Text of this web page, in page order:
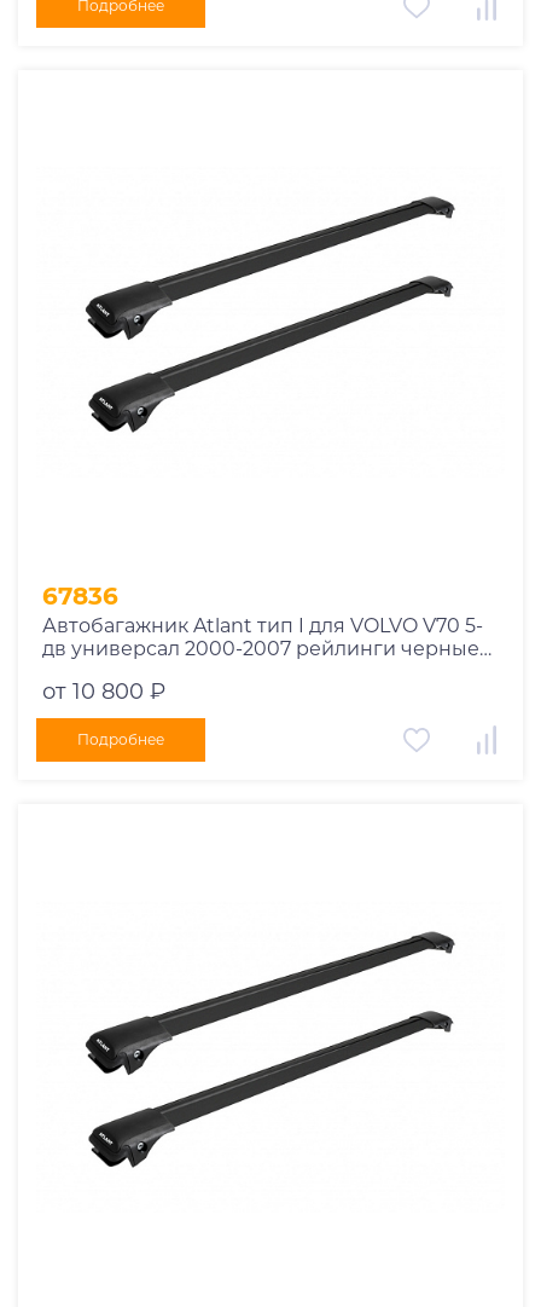
Подробнее
67836
Автобагажник Atlant тип I для VOLVO V70 5-
дв универсал 2000-2007 рейлинги черные
от 10 800 ₽
Подробнее